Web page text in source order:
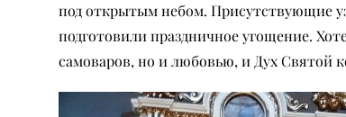
под открытым небом. Присутствующие
подготовили праздничное угощение.
самоваров, но и любовью, и Дух Святой